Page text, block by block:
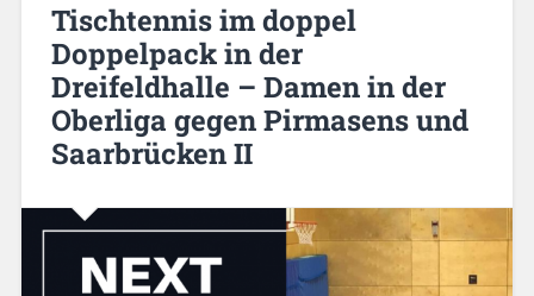
Tischtennis im doppel
Doppelpack in der
Dreifeldhalle – Damen in der
Oberliga gegen Pirmasens und
Saarbrücken II